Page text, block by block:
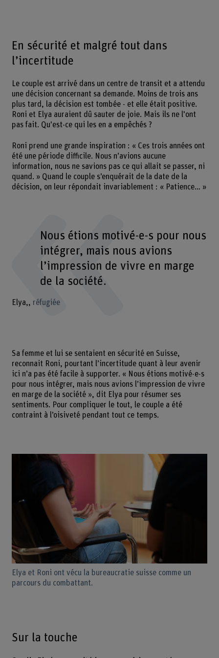
En sécurité et malgré tout dans
l’incertitude
Le couple est arrivé dans un centre de transit et a attendu
une décision concernant sa demande. Moins de trois ans
plus tard, la décision est tombée - et elle était positive.
Roni et Elya auraient dû sauter de joie. Mais ils ne l'ont
pas fait. Qu'est-ce qui les en a empêchés ?
Roni prend une grande inspiration : « Ces trois années ont
été une période difficile. Nous n’avions aucune
information, nous ne savions pas ce qui allait se passer, ni
quand. » Quand le couple s’enquérait de la date de la
décision, on leur répondait invariablement : « Patience… »
Nous étions motivé-e-s pour nous
intégrer, mais nous avions
l’impression de vivre en marge
de la société.
Elya, réfugiée
Sa femme et lui se sentaient en sécurité en Suisse,
reconnait Roni, pourtant l’incertitude quant à leur avenir
ici n’a pas été facile à supporter. « Nous étions motivé-e-s
pour nous intégrer, mais nous avions l’impression de vivre
en marge de la société », dit Elya pour résumer ses
sentiments. Pour compliquer le tout, le couple a été
contraint à l’oisiveté pendant tout ce temps.
Elya et Roni ont vécu la bureaucratie suisse comme un
parcours du combattant.
Sur la touche